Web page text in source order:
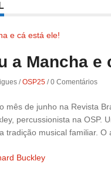
a Mancha e
/OSP25 /0 Comentários
mês de junho na Revista
percussionista na OSP.
tradição musical familiar.
Buckley